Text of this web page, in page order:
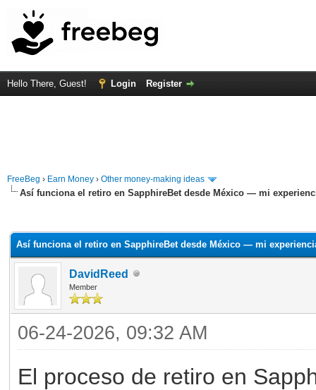
Hello There, Guest! Login Register
FreeBeg › Earn Money › Other money-making ideas
Así funciona el retiro en SapphireBet desde México — mi
Así funciona el retiro en SapphireBet desde México — mi
DavidReed
Member
06-24-2026, 09:32 AM
El proceso de retiro en